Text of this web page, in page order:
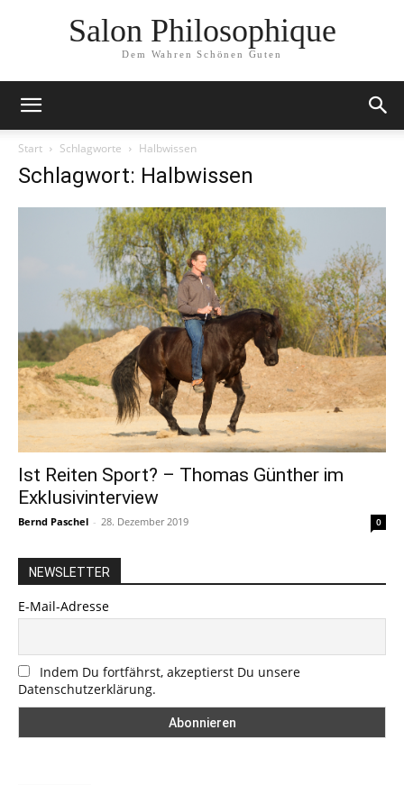
Salon Philosophique
Dem Wahren Schönen Guten
Start Schlagworte Halbwissen
Schlagwort: Halbwissen
Ist Reiten Sport? – Thomas Günther im
Exklusivinterview
Bernd Paschel - 28. Dezember 2019 0
NEWSLETTER
E-Mail-Adresse
Indem Du fortfährst, akzeptierst Du unsere
Datenschutzerklärung.